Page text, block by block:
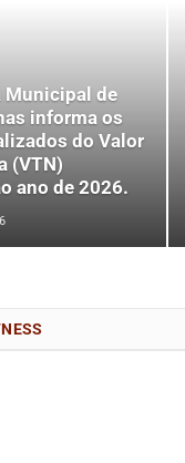
Municipal de
informa os
do Valor
(VTN)
ano de 2026.